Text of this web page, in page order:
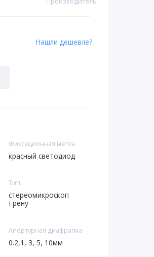
Нашли дешевле?
Фиксационная метка
красный светодиод
Тип
стереомикроскоп
Грену
Апертурная диафрагма
0.2,1, 3, 5, 10мм